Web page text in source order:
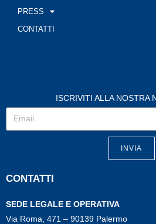
PRESS
CONTATTI
ISCRIVITI ALLA NOSTRA
INVIA
CONTATTI
SEDE LEGALE E OPERATIVA
Via Roma, 471 – 90139 Palermo